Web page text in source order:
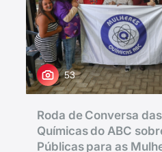
53
Roda de Conversa
Químicas do ABC
Públicas para as